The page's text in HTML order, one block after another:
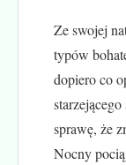
Ze swojej
typów
dopiero co
sprawę, że
Nocny